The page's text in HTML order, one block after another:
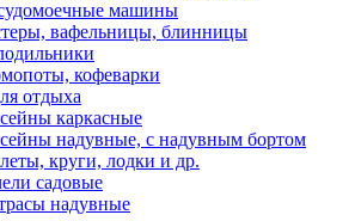
машины
вафельницы, блинницы
кофеварки
отдыха
каркасные
надувные, с надувным бортом
круги, лодки и др.
садовые
надувные